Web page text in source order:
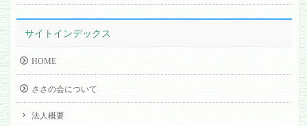
サイトインデックス
HOME
ささの会について
法人概要